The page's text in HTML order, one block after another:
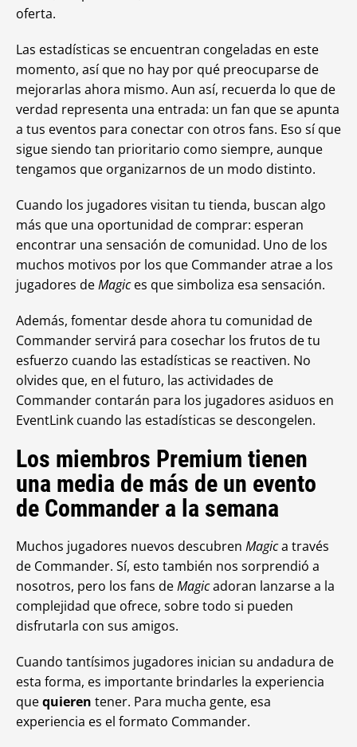
oferta.
Las estadísticas se encuentran congeladas en este
momento, así que no hay por qué preocuparse de
mejorarlas ahora mismo. Aun así, recuerda lo que de
verdad representa una entrada: un fan que se apunta
a tus eventos para conectar con otros fans. Eso sí que
sigue siendo tan prioritario como siempre, aunque
tengamos que organizarnos de un modo distinto.
Cuando los jugadores visitan tu tienda, buscan algo
más que una oportunidad de comprar: esperan
encontrar una sensación de comunidad. Uno de los
muchos motivos por los que Commander atrae a los
jugadores deMagices que simboliza esa sensación.
Además, fomentar desde ahora tu comunidad de
Commander servirá para cosechar los frutos de tu
esfuerzo cuando las estadísticas se reactiven. No
olvides que, en el futuro, las actividades de
Commander contarán para los jugadores asiduos en
EventLink cuando las estadísticas se descongelen.
Los miembros Premium tienen
una media de más de un evento
de Commander a la semana
Muchos jugadores nuevos descubren Magica través
de Commander. Sí, esto también nos sorprendió a
nosotros, pero los fans deMagicadoran lanzarse a la
complejidad que ofrece, sobre todo si pueden
disfrutarla con sus amigos.
Cuando tantísimos jugadores inician su andadura de
esta forma, es importante brindarles la experiencia
quequieren tener. Para mucha gente, esa
experiencia es el formato Commander.